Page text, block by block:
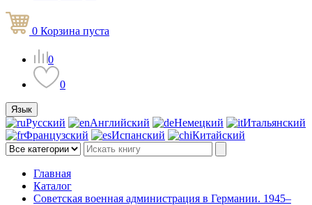
0 Корзина пуста
0
0
Язык
Русский Английский Немецкий
Итальянский
Французский
Испанский Китайский
Главная
Каталог
Советская военная администрация в Германии. 1945–